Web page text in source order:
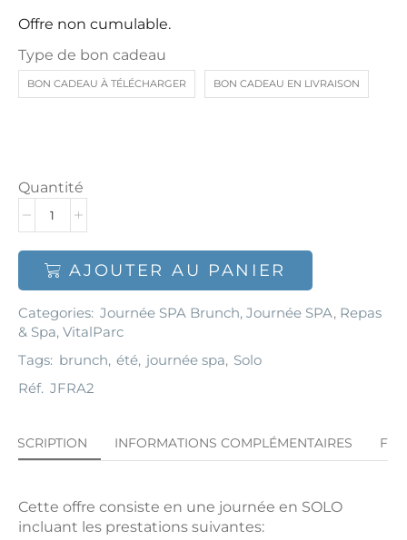
Offre non cumulable.
Type de bon cadeau
BON CADEAU À TÉLÉCHARGER BON CADEAU EN LIVRAISON
Quantité
AJOUTER AU PANIER
Categories: Journée SPA Brunch, Journée SPA, Repas
& Spa, VitalParc
Tags: brunch, été, journée spa, Solo
Réf. JFRA2
INFORMATIONS COMPLÉMENTAIRES FAQ
Cette offre consiste en une journée en SOLO
incluant les prestations suivantes: